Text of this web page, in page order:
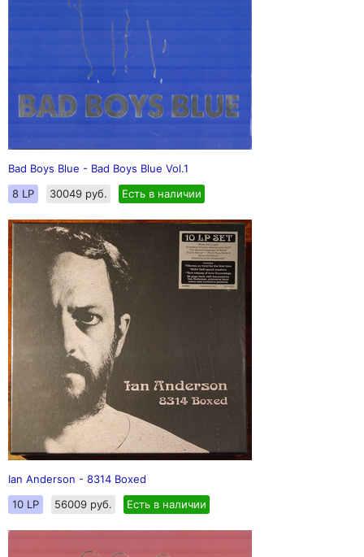
Bad Boys Blue - Bad Boys Blue Vol.1
8 LP
30049 руб. Есть в наличии
Ian Anderson - 8314 Boxed
10 LP
56009 руб. Есть в наличии